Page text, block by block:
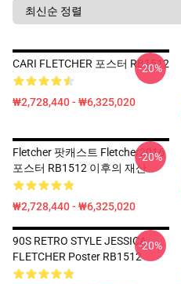
CARI FLETCHER 포스터 RB1512
₩2,728,440 - ₩6,325,020
-20%
Fletcher 팟캐스트 Fletcher2016
포스터 RB1512 이후의 재산
₩2,728,440 - ₩6,325,020
-20%
90S RETRO STYLE JESSICA
FLETCHER Poster RB1512
-20%